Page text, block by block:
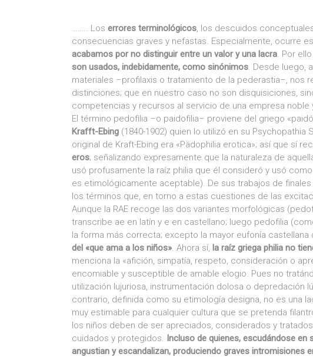
…….. Los errores terminológicos, los descuidos
consecuencias graves y nefastas. Especialmente, ocurre
acabamos por no distinguir entre un valor y una lacra. Por
son usados, indebidamente, como sinónimos. Desde luego,
materiales –profilaxis o tratamiento de la pederastia–, nos
distinciones; que en nuestro caso no son disquisiciones,
competencias y recursos al servicio de una empresa noble
El término pedofilia –o paidofilia– proviene del griego
Krafft-Ebing (1840-1902) quien lo utilizó en su Psychopathia
original de Kraft-Ebing era «Pädophilia erotica»; así que sí
eros; señalizando expresamente que la naturaleza de
usó profusamente la raíz philia que él consideró y usó
es etimológicamente aceptable). De sus trabajos de
los términos que, en torno a estas cuestiones de las
Aunque la RAE recoge las dos variantes morfológicas
transcribe ae en latín y e en castellano; luego pedofilia
la forma más correcta; excepto la mayor eufonía castellana
del «que ama a los niños». Ahora sí, la raíz griega philia no
menciona la «afición, simpatía, respeto, consideración o
encomiable y susceptible de amable elogio. Pues no
utilización lujuriosa, instrumentación dolosa o depredación
contrario, definida como su etimología designa, no es una
muy estimable para cualquier cultura que se pretenda
los niños deben de ser apreciados, considerados y
cuidados y protegidos. Incluso de quienes, escudándose
angustian y escandalizan, produciendo graves intromisiones